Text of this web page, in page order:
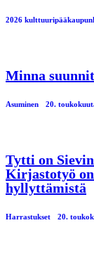
2026
Minna
Asuminen 20.
Tytti on
Kirjastotyö
hyllyttämistä
Harrastukset 20.